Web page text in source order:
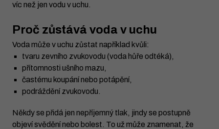
víc než jen vodu v uchu.
Proč zůstává voda v uchu
Voda může v uchu zůstat například kvůli:
tvaru zevního zvukovodu (voda hůře odtéká),
přítomnosti ušního mazu,
častému koupání nebo potápění,
podráždění zvukovodu.
Někdy se přidá jen nepříjemný tlak, jindy se postupně
objeví svědění nebo bolest. To už může znamenat, že